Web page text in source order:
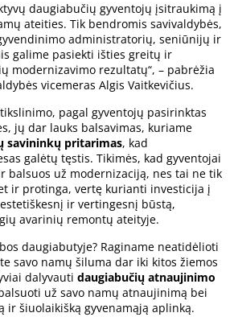
daugiabučių gyventojų įsitraukimą į
ateities. Tik bendromis savivaldybės,
administratorių, seniūnijų ir
galime pasiekti išties greitų ir
modernizavimo rezultatų“, – pabrėžia
vicemeras Algis Vaitkevičius.
pagal gyventojų pasirinktas
jų dar lauks balsavimas, kuriame
savininkų pritarimas, kad
galėtų tęstis. Tikimės, kad gyventojai
už modernizaciją, nes tai ne tik
ir protinga, vertę kurianti investicija į
ir vertingesnį būstą,
avarinių remontų ateityje.
daugiabutyje? Raginame neatidėlioti
savo namų šiluma dar iki kitos žiemos
dalyvauti daugiabučių atnaujinimo
už savo namų atnaujinimą bei
ir šiuolaikišką gyvenamąją aplinką.